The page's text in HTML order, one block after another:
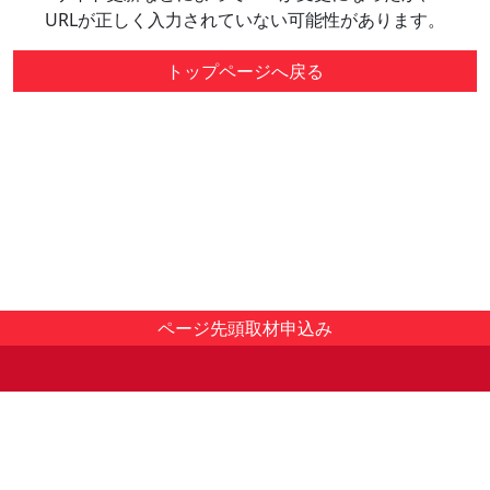
URLが正しく入力されていない可能性があります。
トップページへ戻る
ページ先頭取材申込み